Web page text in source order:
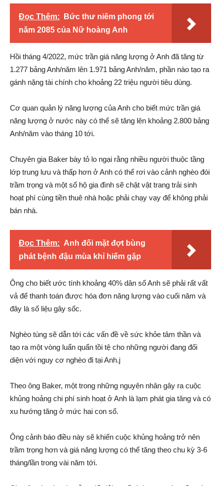
Đọc Thêm:
Bức thư niêm phong tới
năm 2085 của Nữ hoàng Anh
Hồi tháng 4/2022, mức trần giá năng lượng ở Anh đã tăng từ
1.277 bảng Anh/năm lên 1.971 bảng Anh/năm, phần nào tạo ra
gánh nặng tài chính cho khoảng 22 triệu người tiêu dùng.
Cơ quan quản lý năng lượng của Anh cho biết mức trần giá
năng lượng ở nước này có thể sẽ tăng lên khoảng 2.800 bảng
Anh/năm vào tháng 10 tới.
Chuyên gia Baker bày tỏ lo ngại rằng nhiều người thuộc tầng
lớp trung lưu và thấp hơn ở Anh có thể rơi vào cảnh nghèo đói
trầm trọng và một số hộ gia đình sẽ chật vật trang trải sinh
hoạt phí cùng tiền thuê nhà hoặc phải chạy vạy để không phải
bán nhà.
Đọc Thêm: Anh đối mặt đợt bùng
phát bệnh đậu mùa khỉ hiếm gặp
Ông cho biết ước tính khoảng 40% dân số Anh sẽ phải rất vất
vả để thanh toán được hóa đơn năng lượng vào cuối năm và
đây là số liệu gây sốc.
Nghèo túng sẽ dẫn tới các vấn đề về sức khỏe tâm thần và
tạo ra một vòng luẩn quẩn tồi tệ cho những người đang đối
diện với nguy cơ nghèo đi tại Anh.j
Theo ông Baker, một trong những nguyên nhân gây ra cuộc
khủng hoảng chi phí sinh hoạt ở Anh là lạm phát gia tăng và có
xu hướng tăng ở mức hai con số.
Ông cảnh báo điều này sẽ khiến cuộc khủng hoảng trở nên
trầm trọng hơn và giá năng lượng có thể tăng theo chu kỳ 3-6
tháng/lần trong vài năm tới.